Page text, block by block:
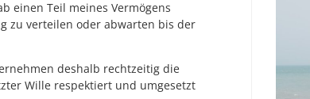
einen Teil meines Vermögens
zu verteilen oder abwarten bis der
deshalb rechtzeitig die
Wille respektiert und umgesetzt